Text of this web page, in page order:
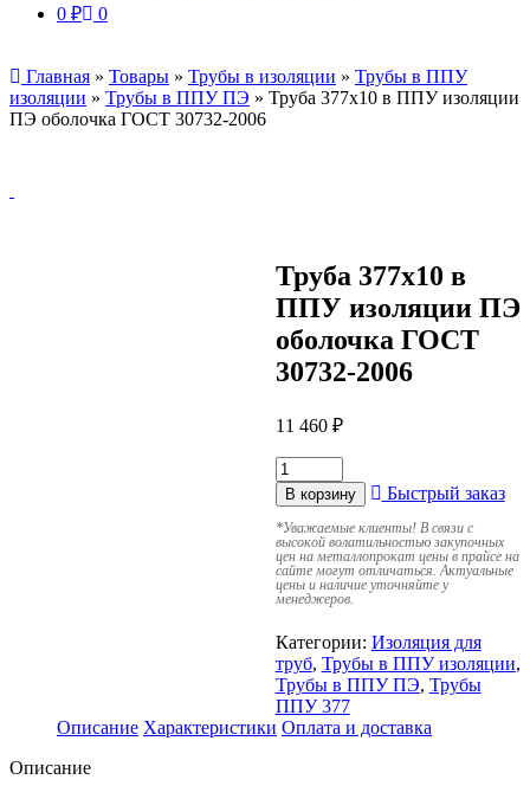
0 ₽ 0
Главная » Товары » Трубы в изоляции » Трубы в ППУ
изоляции » Трубы в ППУ ПЭ » Труба 377х10 в ППУ изоляции
ПЭ оболочка ГОСТ 30732-2006
Труба 377х10 в
ППУ изоляции ПЭ
оболочка ГОСТ
30732-2006
11 460 ₽
В корзину Быстрый заказ
*Уважаемые клиенты! В связи с
высокой волатильностью закупочных
цен на металлопрокат цены в прайсе на
сайте могут отличаться. Актуальные
цены и наличие уточняйте у
менеджеров.
Категории: Изоляция для
труб, Трубы в ППУ изоляции,
Трубы в ППУ ПЭ, Трубы
ППУ 377
Описание Характеристики Оплата и доставка
Описание